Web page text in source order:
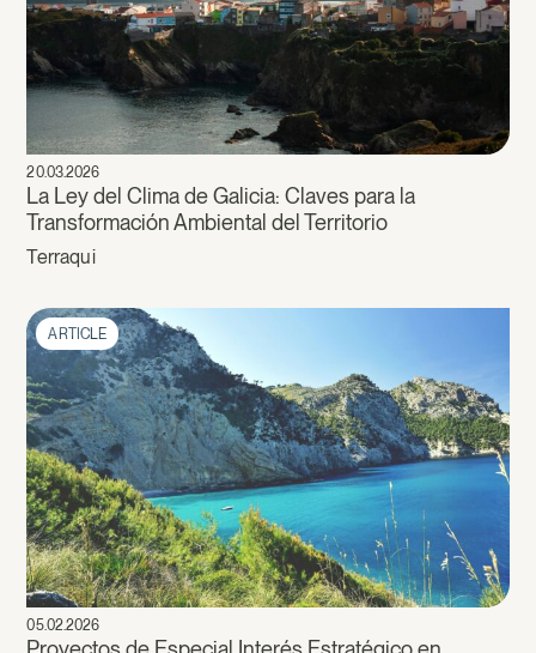
20.03.2026
La Ley del Clima de Galicia: Claves para la
Transformación Ambiental del Territorio
Terraqui
ARTICLE
05.02.2026